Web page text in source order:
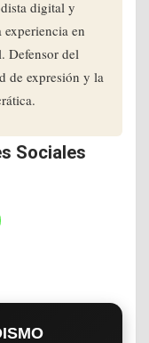
digital y
en
Defensor del
de expresión y la
Sociales